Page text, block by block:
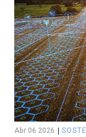
Abr 06 2026